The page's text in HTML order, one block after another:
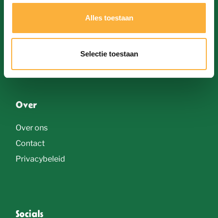
e
Alles toestaan
Selectie toestaan
Huisregels
Bieren
Over
Over ons
Contact
Privacybeleid
Socials